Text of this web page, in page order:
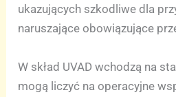
ukazujących szkodliwe dla
naruszające obowiązujące
W skład UVAD wchodzą na
mogą liczyć na operacyjne